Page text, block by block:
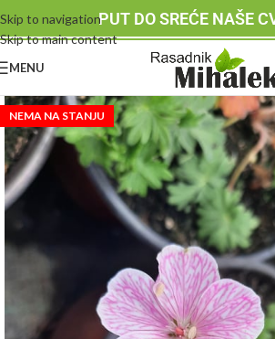
Skip to navigation
Skip to main content
PUT DO SREĆE NAŠE
MENU
NEMA NA STANJU